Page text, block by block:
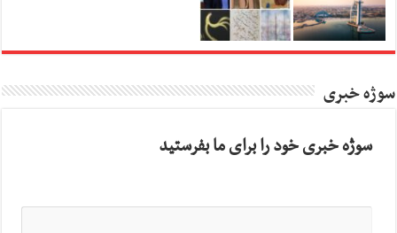
سوژه خبری
سوژه خبری خود را برای ما بفرستید